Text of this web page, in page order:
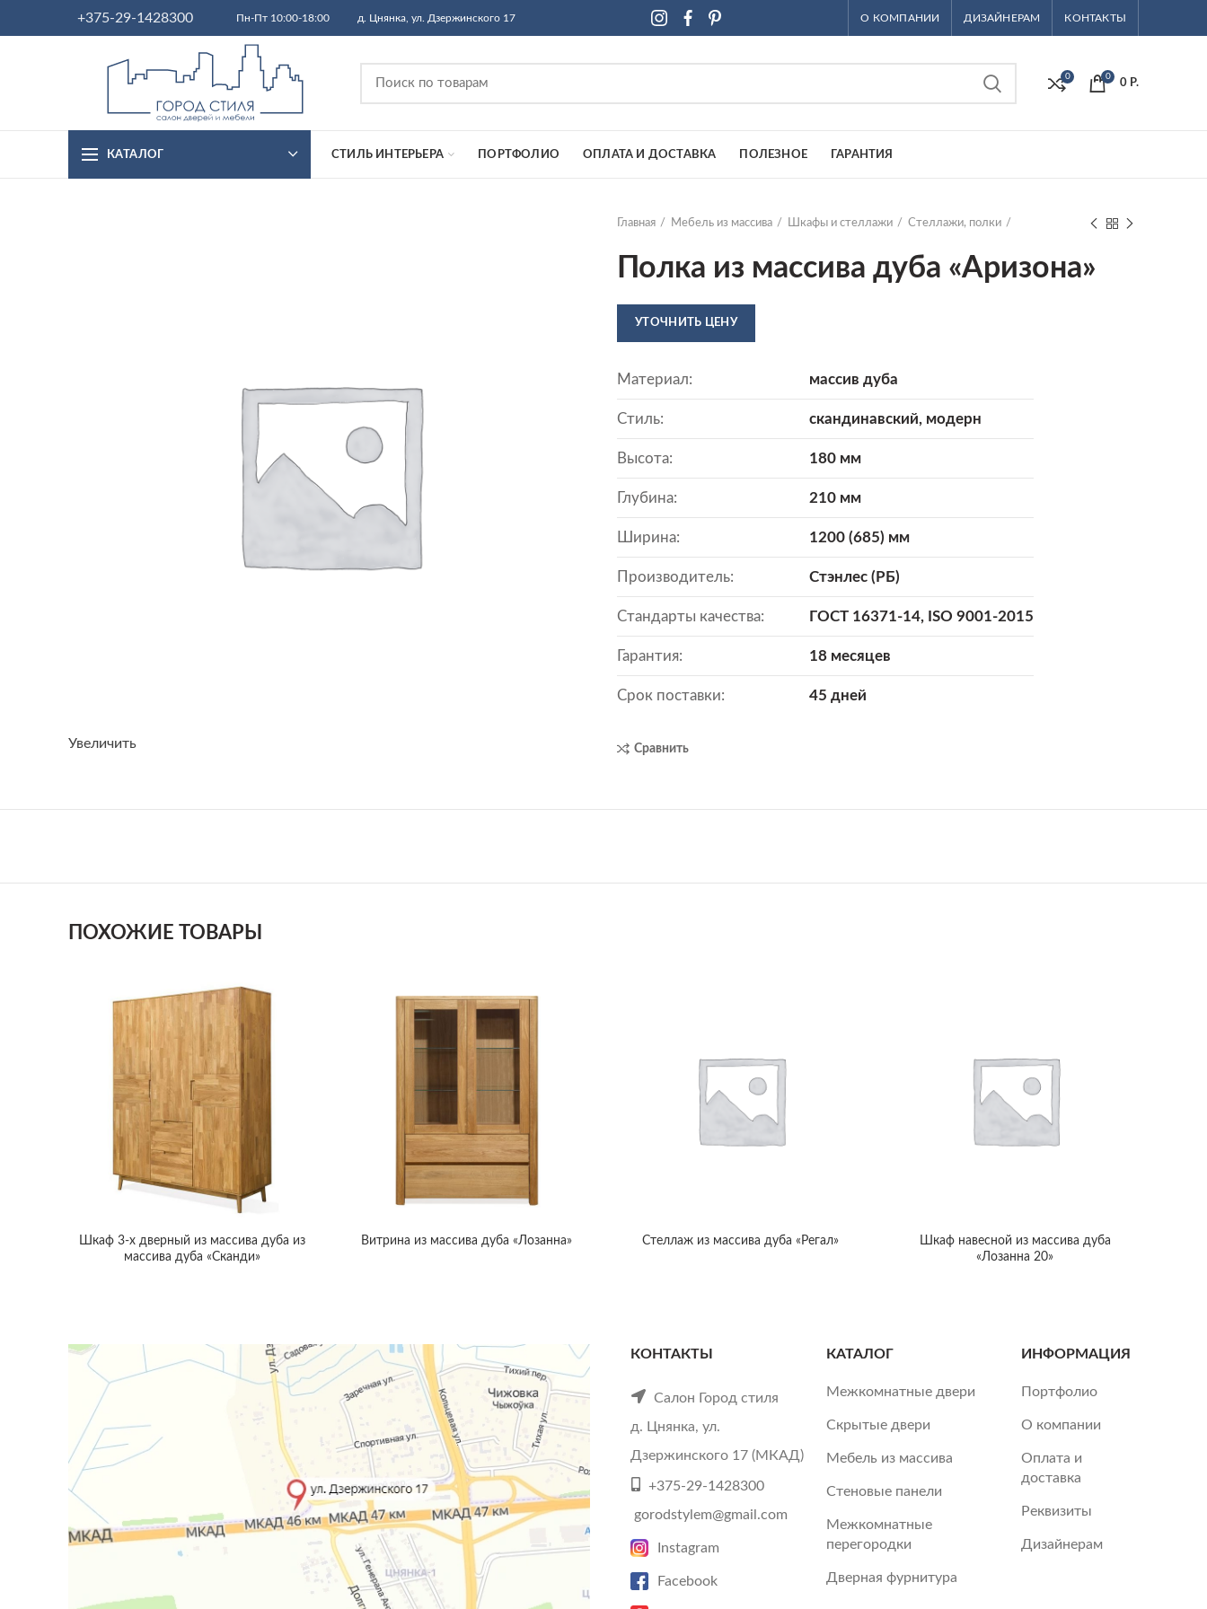
+375-29-1428300 Пн-Пт 10:00-18:00 д. Цнянка, ул. Дзержинского 17 О КОМПАНИИ ДИЗАЙНЕРАМ КОНТАКТЫ
0 0
0 Р.
КАТАЛОГ СТИЛЬ ИНТЕРЬЕРА ПОРТФОЛИО ОПЛАТА И ДОСТАВКА ПОЛЕЗНОЕ ГАРАНТИЯ
Увеличить
Главная Мебель из массива Шкафы и стеллажи Стеллажи, полки
Полка из массива дуба «Аризона»
УТОЧНИТЬ ЦЕНУ
Материал: массив дуба
Стиль: скандинавский, модерн
Высота: 180 мм
Глубина: 210 мм
Ширина: 1200 (685) мм
Производитель: Стэнлес (РБ)
Стандарты качества: ГОСТ 16371-14, ISO 9001-2015
Гарантия: 18 месяцев
Срок поставки: 45 дней
Сравнить
ПОХОЖИЕ ТОВАРЫ
Шкаф 3-х дверный из массива дуба из
массива дуба «Сканди»
Витрина из массива дуба «Лозанна» Стеллаж из массива дуба «Регал»
Шкаф навесной из массива дуба
«Лозанна 20»
КОНТАКТЫ
Салон Город стиля
д. Цнянка, ул.
Дзержинского 17 (МКАД)
+375-29-1428300
gorodstylem@gmail.com
Instagram
Facebook
КАТАЛОГ
Межкомнатные двери
Скрытые двери
Мебель из массива
Стеновые панели
Межкомнатные
перегородки
Дверная фурнитура
ИНФОРМАЦИЯ
Портфолио
О компании
Оплата и
доставка
Реквизиты
Дизайнерам